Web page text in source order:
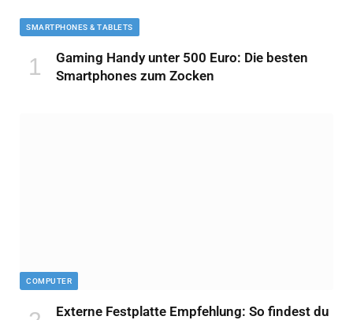
SMARTPHONES & TABLETS
Gaming Handy unter 500 Euro: Die besten
Smartphones zum Zocken
COMPUTER
Externe Festplatte Empfehlung: So findest du